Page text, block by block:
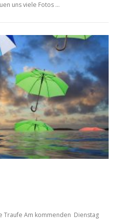
uns viele Fotos …
Traufe Am kommenden Dienstag